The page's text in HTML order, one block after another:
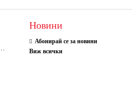
С КАПАЧКА
Новини
Абонирай се за новини
Виж всички